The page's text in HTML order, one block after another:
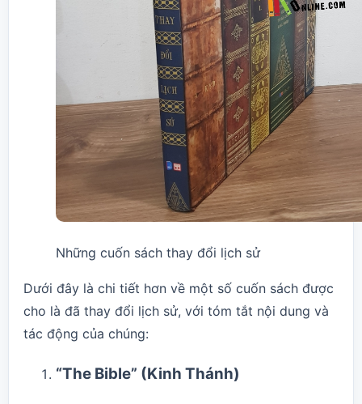
Những cuốn sách thay đổi lịch sử
Dưới đây là chi tiết hơn về một số cuốn sách được
cho là đã thay đổi lịch sử, với tóm tắt nội dung và
tác động của chúng:
“The Bible” (Kinh Thánh)